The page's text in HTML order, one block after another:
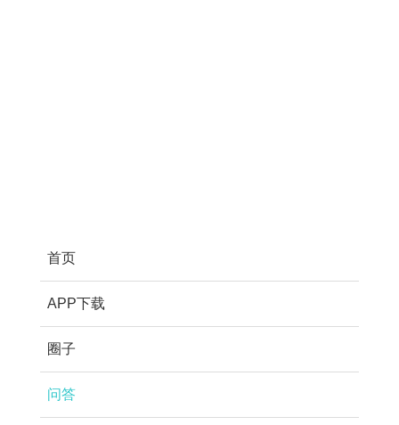
首页
APP下载
圈子
问答